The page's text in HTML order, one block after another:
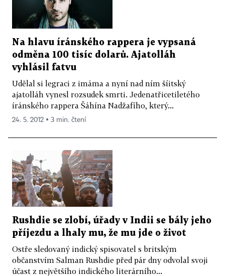
Na hlavu íránského rappera je vypsaná
odměna 100 tisíc dolarů. Ajatolláh
vyhlásil fatvu
Udělal si legraci z imáma a nyní nad ním šíitský
ajatolláh vynesl rozsudek smrti. Jedenatřicetiletého
íránského rappera Šáhína Nadžafího, který...
24. 5. 2012 ▪ 3 min. čtení
Rushdie se zlobí, úřady v Indii se bály jeho
příjezdu a lhaly mu, že mu jde o život
Ostře sledovaný indický spisovatel s britským
občanstvím Salman Rushdie před pár dny odvolal svoji
účast z největšího indického literárního...